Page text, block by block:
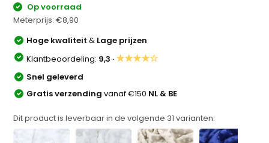
Op voorraad
Meterprijs:€8,90
Hoge kwaliteit& Lage prijzen
Klantbeoordeling: 9,3 ·★★★★☆
Snel geleverd
Gratis verzendingvanaf €150 NL & BE
Dit product is leverbaar in de volgende 31 varianten: